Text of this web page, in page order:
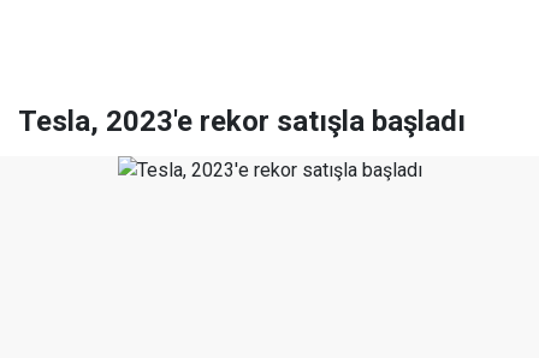
Tesla, 2023'e rekor satışla başladı